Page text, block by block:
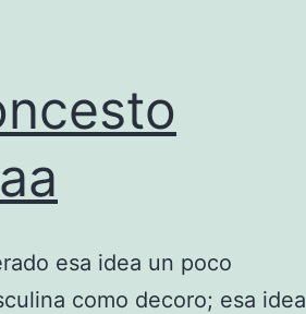
esa idea un poco
como decoro; esa idea